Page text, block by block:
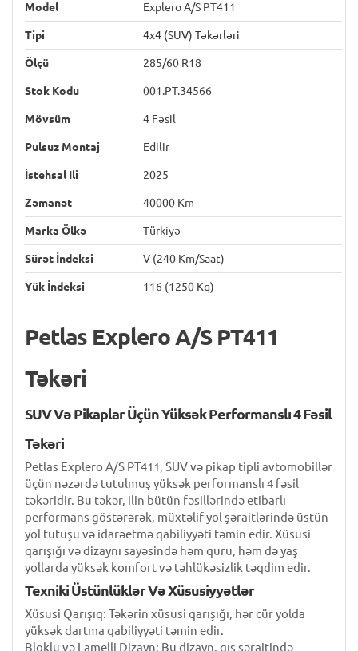
Model Explero A/S PT411
Tipi 4x4 (SUV) Təkərləri
Ölçü 285/60 R18
Stok Kodu 001.PT.34566
Mövsüm 4 Fəsil
Pulsuz Montaj Edilir
İstehsal Ili 2025
Zəmanət 40000 Km
Marka Ölkə Türkiyə
Sürət İndeksi V (240 Km/saat)
Yük İndeksi 116 (1250 Kq)
Petlas Explero A/S PT411
Təkəri
SUV Və Pikaplar Üçün Yüksək Performanslı 4 Fəsil
Təkəri
Petlas Explero A/S PT411, SUV və pikap tipli avtomobillər
üçün nəzərdə tutulmuş yüksək performanslı 4 fəsil
təkəridir. Bu təkər, ilin bütün fəsillərində etibarlı
performans göstərərək, müxtəlif yol şəraitlərində üstün
yol tutuşu və idarəetmə qabiliyyəti təmin edir. Xüsusi
qarışığı və dizaynı sayəsində həm quru, həm də yaş
yollarda yüksək komfort və təhlükəsizlik təqdim edir.
Texniki Üstünlüklər Və Xüsusiyyətlər
Xüsusi Qarışıq: Təkərin xüsusi qarışığı, hər cür yolda
yüksək dartma qabiliyyəti təmin edir.
Bloklu və Lamelli Dizayn: Bu dizayn, qış şəraitində